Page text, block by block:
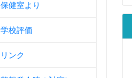
保健室より
学校評価
リンク